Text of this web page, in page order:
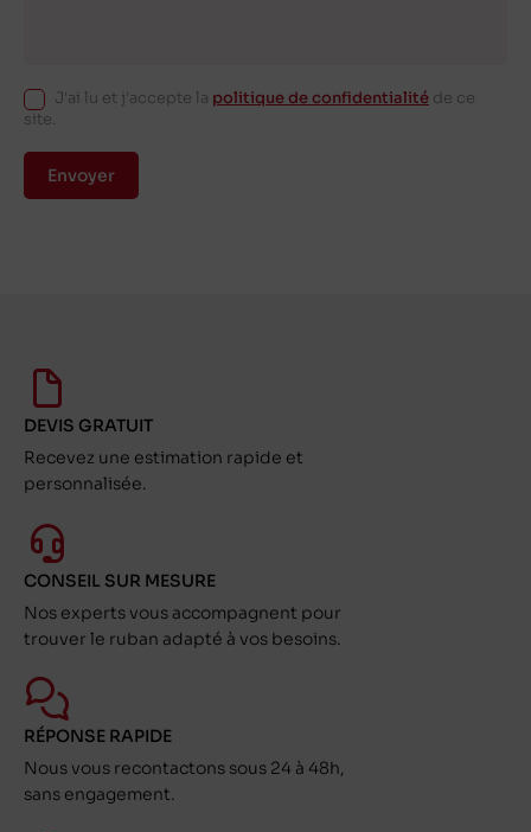
J'ai lu et j'accepte la politique de confidentialité de ce
site.
Envoyer
DEVIS GRATUIT
Recevez une estimation rapide et
personnalisée.
CONSEIL SUR MESURE
Nos experts vous accompagnent pour
trouver le ruban adapté à vos besoins.
RÉPONSE RAPIDE
Nous vous recontactons sous 24 à 48h,
sans engagement.